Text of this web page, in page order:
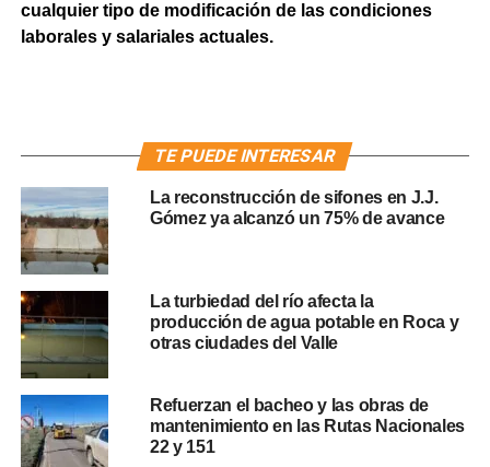
cualquier tipo de modificación de las condiciones
laborales y salariales actuales.
TE PUEDE INTERESAR
La reconstrucción de sifones en J.J.
Gómez ya alcanzó un 75% de avance
La turbiedad del río afecta la
producción de agua potable en Roca y
otras ciudades del Valle
Refuerzan el bacheo y las obras de
mantenimiento en las Rutas Nacionales
22 y 151